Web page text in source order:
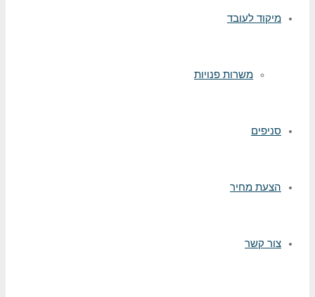
מיקוד לעובד
משרות פנויות
סניפים
הצעת מחיר
צור קשר